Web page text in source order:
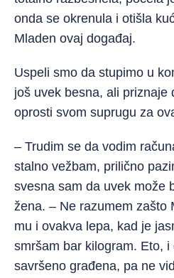
onda se okrenula i otišla
Mladen ovaj događaj.
Uspeli smo da stupimo u
još uvek besna, ali priznaje
oprosti svom suprugu za
– Trudim se da vodim
stalno vežbam, prilično
svesna sam da uvek može
žena. – Ne razumem zašto
mu i ovakva lepa, kad je
smršam bar kilogram. Eto,
savršeno građena, pa ne